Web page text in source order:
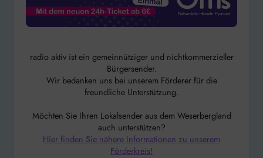
radio aktiv ist ein gemeinnütziger und nichtkommerzieller
Bürgersender.
Wir bedanken uns bei unserem Förderer für die
freundliche Unterstützung.
Möchten Sie Ihren Lokalsender aus dem Weserbergland
auch unterstützen?
Hier finden Sie nähere Informationen zu unserem
Förderkreis!